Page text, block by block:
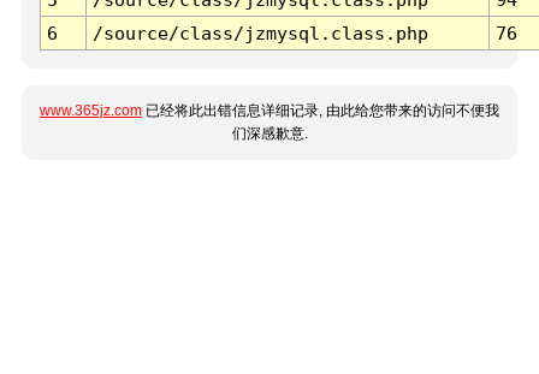
6
/source/class/jzmysql.class.php 76
www.365jz.com 已经将此出错信息详细记录, 由此给您带来的访问不便我
们深感歉意.